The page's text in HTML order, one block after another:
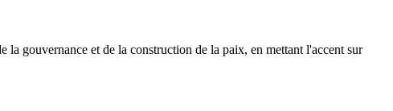
gouvernance et de la construction de la paix, en mettant l'accent sur